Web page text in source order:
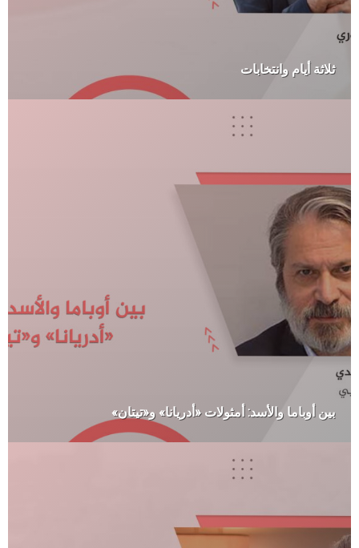
ثلاثة أيام وانتخابات
بين أوباما والأسد: أمثولات «أدريانا» و«تيتان»